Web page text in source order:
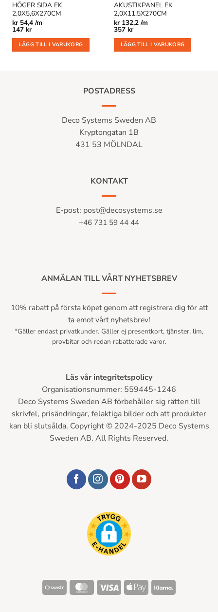
HÖGER SIDA EK
2,0X5,6X270CM
kr54,4 /m
147 kr
LÄGG TILL I VARUKORG
AKUSTIKPANEL EK
2,0X11,5X270CM
kr132,2 /m
357 kr
LÄGG TILL I VARUKORG
POSTADRESS
Deco Systems Sweden AB
Kryptongatan 1B
431 53 MÖLNDAL
KONTAKT
E-post: post@decosystems.se
+46 731 59 44 44
ANMÄLAN TILL VÅRT NYHETSBREV
10% rabatt på första köpet genom att registrera dig för att
ta emot vårt nyhetsbrev!
*Gäller endast privatkunder. Gäller ej presentkort, tjänster, lim,
provbitar och redan rabatterade varor.
Läs vår integritetspolicy
Organisationsnummer: 559445-1246
Deco Systems Sweden AB förbehåller sig rätten till
skrivfel, prisändringar, felaktiga bilder och att produkter
kan bli slutsålda. Copyright © 2024-2025 Deco Systems
Sweden AB. All Rights Reserved.
Swish
(SE)
MasterCardVisa
Apple
Pay